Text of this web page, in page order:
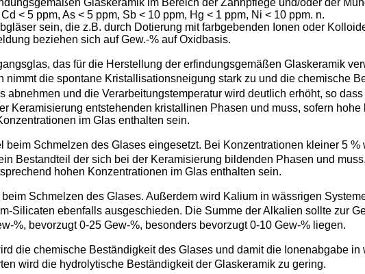
Glaskeramik im Bereich der Zahnpflege und/oder der
< 5 ppm, As < 5 ppm, Sb < 10 ppm, Hg < 1 ppm, Ni < 10 ppm. n.
sein, die z.B. durch Dotierung mit farbgebenden Ionen oder
beziehen sich auf Gew.-% auf Oxidbasis.
das für die Herstellung der erfindungsgemäßen Glaskeramik
nimmt die spontane Kristallisationsneigung stark zu und die chemische
abnehmen und die Verarbeitungstemperatur wird deutlich erhöht, so
Keramisierung entstehenden kristallinen Phasen und muss, sofern
im Glas enthalten sein.
beim Schmelzen des Glases eingesetzt. Bei Konzentrationen kleiner 5
Bestandteil der sich bei der Keramisierung bildenden Phasen und
hohen Konzentrationen im Glas enthalten sein.
Schmelzen des Glases. Außerdem wird Kalium in wässrigen
Silicaten ebenfalls ausgeschieden. Die Summe der Alkalien sollte zur
%, bevorzugt 0-25 Gew-%, besonders bevorzugt 0-10 Gew-% liegen.
die chemische Beständigkeit des Glases und damit die Ionenabgabe
wird die hydrolytische Beständigkeit der Glaskeramik zu gering.